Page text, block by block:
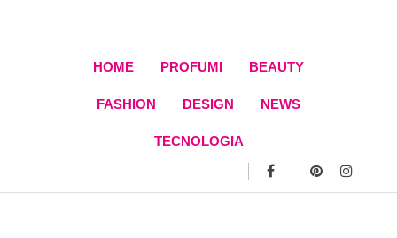
HOME PROFUMI BEAUTY
FASHION DESIGN NEWS
TECNOLOGIA